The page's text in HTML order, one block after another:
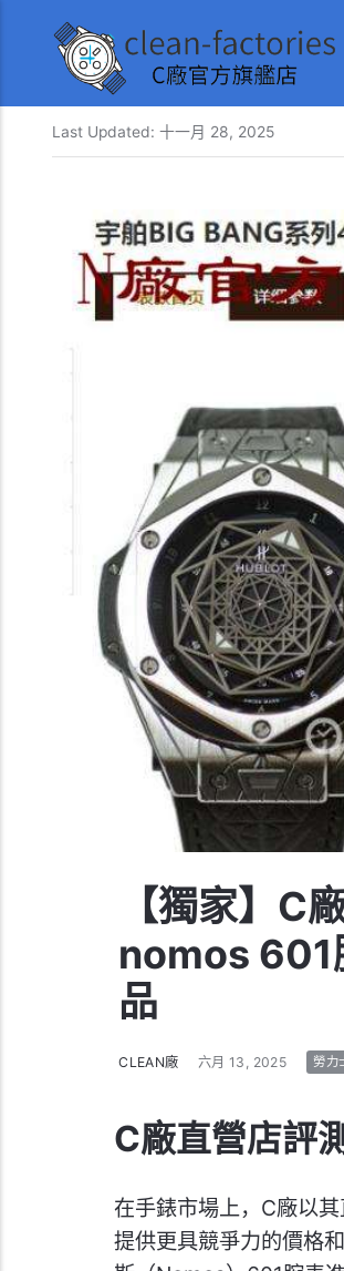
Last Updated: 十一月 28, 2025
【獨家】C
nomos 601
品
CLEAN廠 六月 13, 2025 勞力
C廠直營店評測
在手錶市場上，C廠以
提供更具競爭力的價格